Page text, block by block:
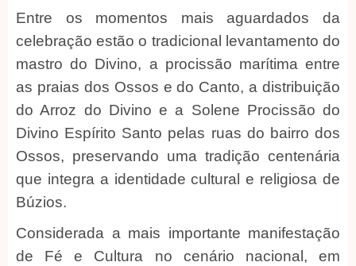
Entre os momentos mais aguardados da
celebração estão o tradicional levantamento do
mastro do Divino, a procissão marítima entre
as praias dos Ossos e do Canto, a distribuição
do Arroz do Divino e a Solene Procissão do
Divino Espírito Santo pelas ruas do bairro dos
Ossos, preservando uma tradição centenária
que integra a identidade cultural e religiosa de
Búzios.
Considerada a mais importante manifestação
de Fé e Cultura no cenário nacional, em